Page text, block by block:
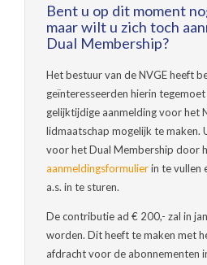
Bent u op dit moment
maar wilt u zich toch
Dual Membership?
Het bestuur van de NVGE heeft
geïnteresseerden hierin
gelijktijdige aanmelding voor het
lidmaatschap mogelijk te maken.
voor het Dual Membership door
aanmeldingsformulierin te vullen
a.s. in te sturen.
De contributie ad € 200,- zal in
worden. Dit heeft te maken met
afdracht voor de abonnementen